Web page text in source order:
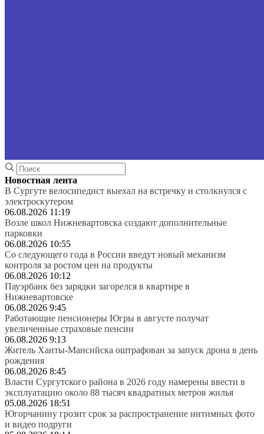
Новостная лента
В Сургуте велосипедист выехал на встречку и столкнулся с
электроскутером
06.08.2026 11:19
Возле школ Нижневартовска создают дополнительные
парковки
06.08.2026 10:55
Со следующего года в России введут новый механизм
контроля за ростом цен на продукты
06.08.2026 10:12
Пауэрбанк без зарядки загорелся в квартире в
Нижневартовске
06.08.2026 9:45
Работающие пенсионеры Югры в августе получат
увеличенные страховые пенсии
06.08.2026 9:13
Житель Ханты-Мансийска оштрафован за запуск дрона в день
рождения
06.08.2026 8:45
Власти Сургутского района в 2026 году намерены ввести в
эксплуатацию около 88 тысяч квадратных метров жилья
05.08.2026 18:51
Югорчанину грозит срок за распространение интимных фото
и видео подруги